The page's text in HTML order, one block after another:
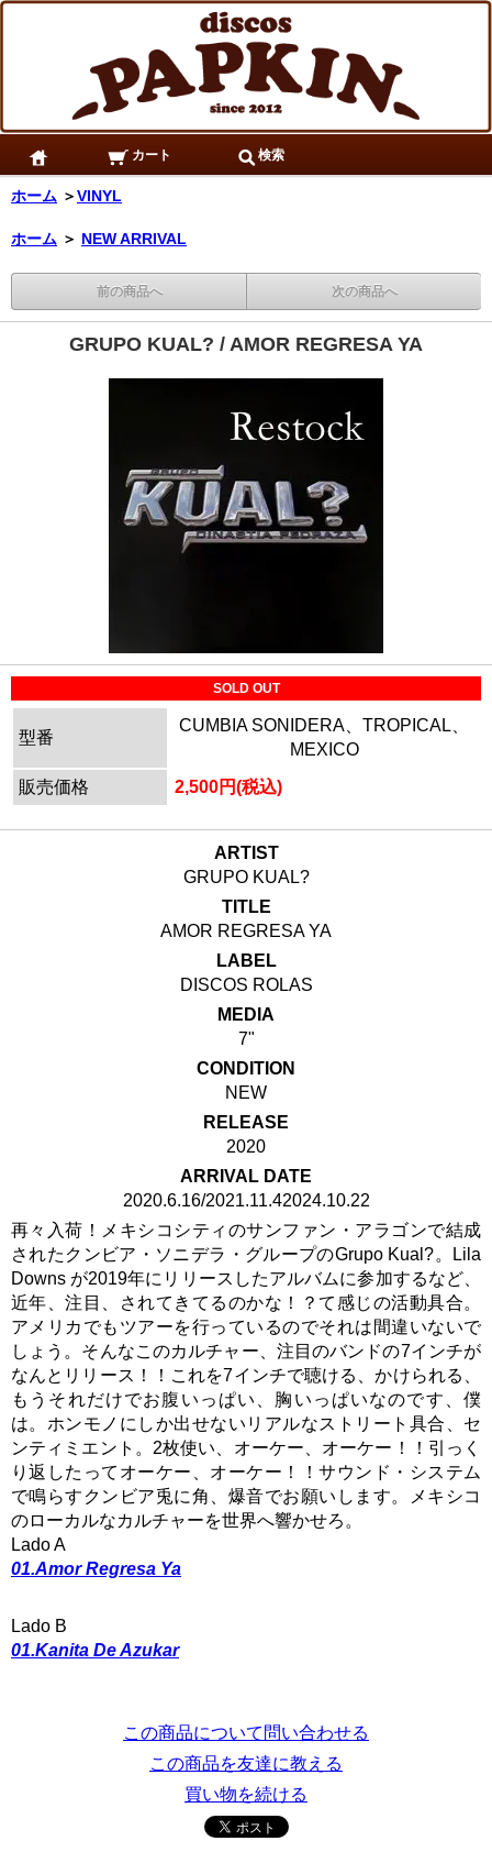
カート 検索
ホーム ＞VINYL
ホーム ＞ NEW ARRIVAL
前の商品へ 次の商品へ
GRUPO KUAL? / AMOR REGRESA YA
SOLD OUT
型番
CUMBIA SONIDERA、TROPICAL、
MEXICO
販売価格
2,500円(税込)
ARTIST
GRUPO KUAL?
TITLE
AMOR REGRESA YA
LABEL
DISCOS ROLAS
MEDIA
7"
CONDITION
NEW
RELEASE
2020
ARRIVAL DATE
2020.6.16/2021.11.42024.10.22
再々入荷！メキシコシティのサンファン・アラゴンで結成
されたクンビア・ソニデラ・グループのGrupo Kual?。Lila
Downs が2019年にリリースしたアルバムに参加するなど、
近年、注目、されてきてるのかな！？て感じの活動具合。
アメリカでもツアーを行っているのでそれは間違いないで
しょう。そんなこのカルチャー、注目のバンドの7インチが
なんとリリース！！これを7インチで聴ける、かけられる、
もうそれだけでお腹いっぱい、胸いっぱいなのです、僕
は。ホンモノにしか出せないリアルなストリート具合、セ
ンティミエント。2枚使い、オーケー、オーケー！！引っく
り返したってオーケー、オーケー！！サウンド・システム
で鳴らすクンビア兎に角、爆音でお願いします。メキシコ
のローカルなカルチャーを世界へ響かせろ。
Lado A
01.Amor Regresa Ya
Lado B
01.Kanita De Azukar
この商品について問い合わせる
この商品を友達に教える
買い物を続ける